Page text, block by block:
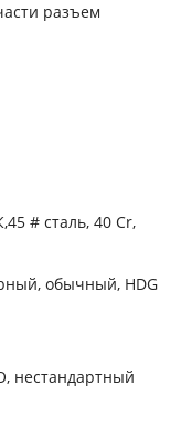
разъем
45 # сталь, 40 Cr,
обычный, HDG
нестандартный